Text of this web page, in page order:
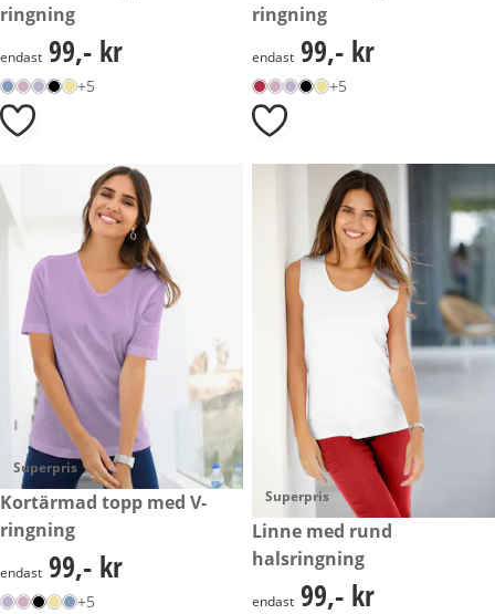
ringning
99,- kr
endast 99,- kr
+5
ringning
99,- kr
endast 99,- kr
+5
Superpris
99,- kr
Kortärmad topp med V-
ringning
99,- kr
endast 99,- kr
+5
Superpris
99,- kr
Linne med rund
halsringning
99,- kr
endast 99,- kr